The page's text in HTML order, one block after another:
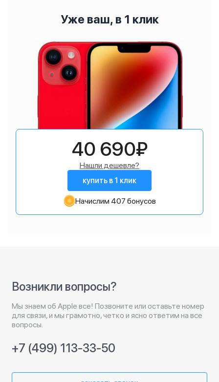
Уже ваш, в 1 клик
40 690₽
Нашли дешевле?
купить в 1 клик
Начислим 407 бонусов
Возникли вопросы?
Мы знаем об Apple все! Позвоните или оставьте номер
для связи, и мы грамотно, четко и ясно ответим на все
вопросы.
+7 (499) 113-33-50